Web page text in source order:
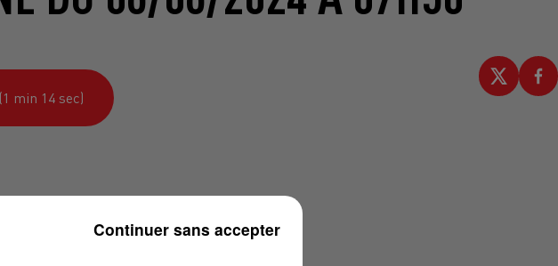
min 14 sec)
Continuer sans accepter